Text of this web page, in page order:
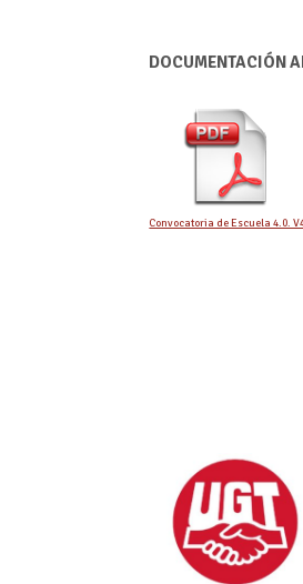
DOCUMENTACIÓN
Convocatoria de Escuela 4.0.